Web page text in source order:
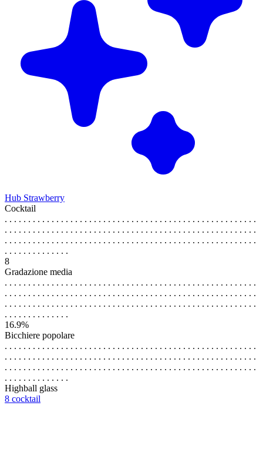
Hub Strawberry
Cocktail
. . . . . . . . . . . . . . . . . . . . . . . . . . . . . . . . . . . . . . . . . . . . . . . . . . . . . .
. . . . . . . . . . . . . . . . . . . . . . . . . . . . . . . . . . . . . . . . . . . . . . . . . . . . . .
. . . . . . . . . . . . . . . . . . . . . . . . . . . . . . . . . . . . . . . . . . . . . . . . . . . . . .
. . . . . . . . . . . . . .
8
Gradazione media
. . . . . . . . . . . . . . . . . . . . . . . . . . . . . . . . . . . . . . . . . . . . . . . . . . . . . .
. . . . . . . . . . . . . . . . . . . . . . . . . . . . . . . . . . . . . . . . . . . . . . . . . . . . . .
. . . . . . . . . . . . . . . . . . . . . . . . . . . . . . . . . . . . . . . . . . . . . . . . . . . . . .
. . . . . . . . . . . . . .
16.9%
Bicchiere popolare
. . . . . . . . . . . . . . . . . . . . . . . . . . . . . . . . . . . . . . . . . . . . . . . . . . . . . .
. . . . . . . . . . . . . . . . . . . . . . . . . . . . . . . . . . . . . . . . . . . . . . . . . . . . . .
. . . . . . . . . . . . . . . . . . . . . . . . . . . . . . . . . . . . . . . . . . . . . . . . . . . . . .
. . . . . . . . . . . . . .
Highball glass
8 cocktail